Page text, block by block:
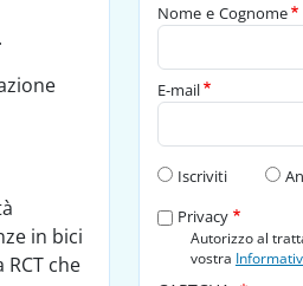
in bici
che
Nome e Cognome
E-mail
Tipo di richiesta
Iscriviti
Privacy
Autorizzo al
vostra